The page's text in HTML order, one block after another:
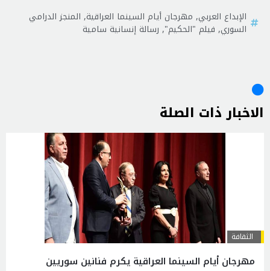
الإبداع العربي, مهرجان أيام السينما العراقية, المنجز الدرامي
السوري, فيلم "الحكيم", رسالة إنسانية سامية
الاخبار ذات الصلة
الثقافة
مهرجان أيام السينما العراقية يكرم فنانين سوريين